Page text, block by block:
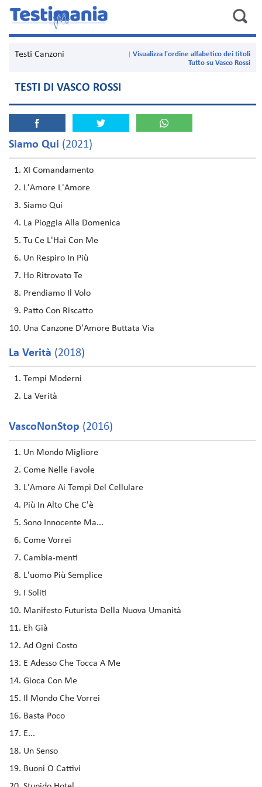
Testi Canzoni
Visualizza l'ordine alfabetico dei titoli
Tutto su Vasco Rossi
TESTI DI VASCO ROSSI
Siamo Qui (2021)
XI Comandamento
L'Amore L'Amore
Siamo Qui
La Pioggia Alla Domenica
Tu Ce L'Hai Con Me
Un Respiro In Più
Ho Ritrovato Te
Prendiamo Il Volo
Patto Con Riscatto
Una Canzone D'Amore Buttata Via
La Verità (2018)
Tempi Moderni
La Verità
VascoNonStop (2016)
Un Mondo Migliore
Come Nelle Favole
L'Amore Ai Tempi Del Cellulare
Più In Alto Che C'è
Sono Innocente Ma...
Come Vorrei
Cambia-menti
L'uomo Più Semplice
I Soliti
Manifesto Futurista Della Nuova Umanità
Eh Già
Ad Ogni Costo
E Adesso Che Tocca A Me
Gioca Con Me
Il Mondo Che Vorrei
Basta Poco
E...
Un Senso
Buoni O Cattivi